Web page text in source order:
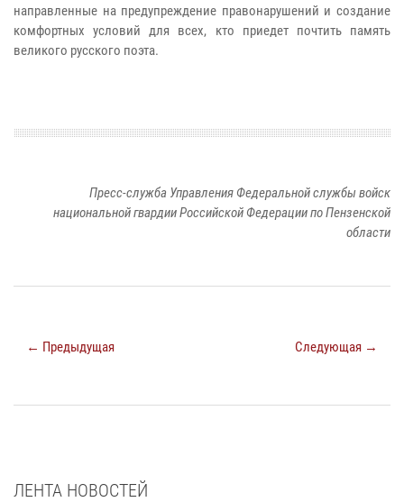
направленные на предупреждение правонарушений и создание
комфортных условий для всех, кто приедет почтить память
великого русского поэта.
Пресс-служба Управления Федеральной службы войск
национальной гвардии Российской Федерации по Пензенской
области
← Предыдущая Следующая →
ЛЕНТА НОВОСТЕЙ